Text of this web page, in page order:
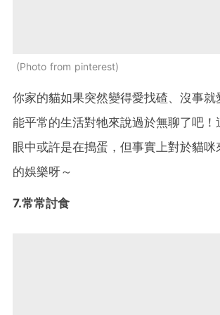
Photo from pinterest
你家的貓如果突然變得愛找碴、沒事就
能平常的生活對牠來說過於無聊了吧！
眼中或許是在搗蛋，但事實上對於貓咪
的娛樂呀～
7.常常討食